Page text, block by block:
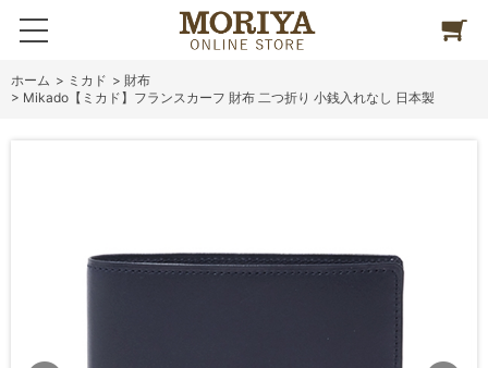
ホーム > ミカド > 財布
> Mikado【ミカド】フランスカーフ 財布 二つ折り 小銭入れなし 日本製